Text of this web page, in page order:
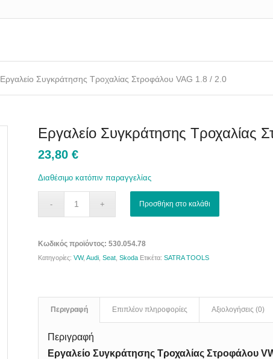
Εργαλείο Συγκράτησης Τροχαλίας Στροφάλου VAG 1.8 / 2.0
Εργαλείο Συγκράτησης Τροχαλίας
23,80 €
Διαθέσιμο κατόπιν παραγγελίας
Προσθήκη στο καλάθι
Κωδικός προϊόντος: 530.054.78
Κατηγορίες: VW, Audi, Seat, Skoda Ετικέτα: SATRA TOOLS
Περιγραφή Επιπλέον πληροφορίες Αξιολογήσεις (0)
Περιγραφή
Εργαλείο Συγκράτησης Τροχαλίας Στροφάλου